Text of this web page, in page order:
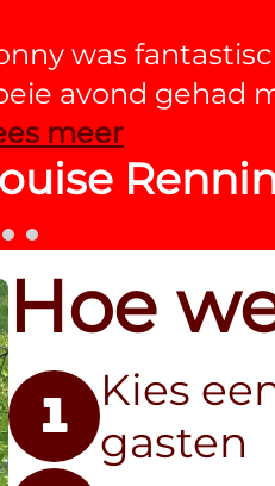
was
avond gehad
meer
Hoe
1
Kies
gasten